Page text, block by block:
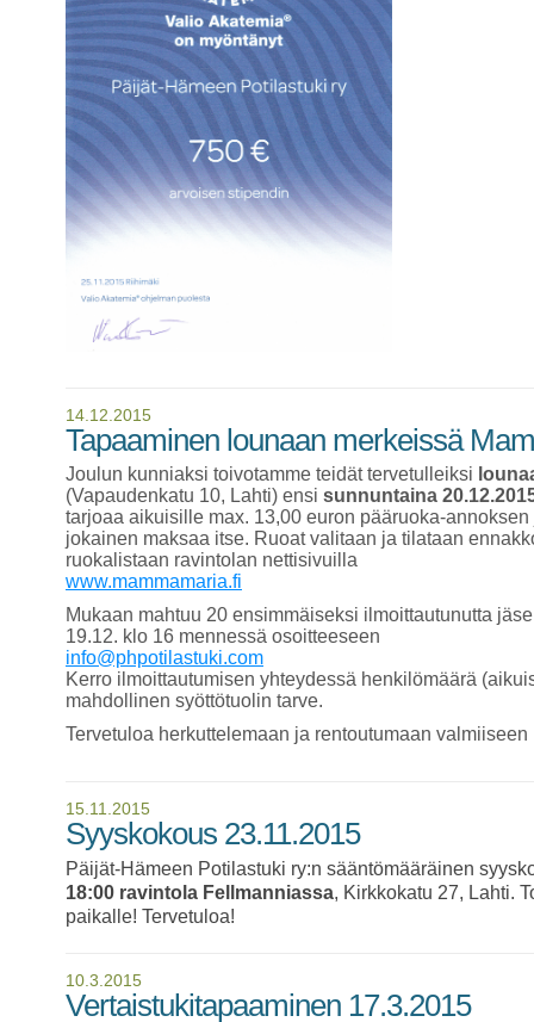
14.12.2015
Tapaaminen lounaan merkeissä
Joulun kunniaksi toivotamme teidät tervetulleiksi
(Vapaudenkatu 10, Lahti) ensi sunnuntaina
tarjoaa aikuisille max. 13,00 euron pääruoka-
jokainen maksaa itse. Ruoat valitaan ja tilataan
ruokalistaan ravintolan nettisivuilla
www.mammamaria.fi
Mukaan mahtuu 20 ensimmäiseksi ilmoittautunutta
19.12. klo 16 mennessä osoitteeseen
info@phpotilastuki.com
Kerro ilmoittautumisen yhteydessä henkilömäärä
mahdollinen syöttötuolin tarve.
Tervetuloa herkuttelemaan ja rentoutumaan
15.11.2015
Syyskokous 23.11.2015
Päijät-Hämeen Potilastuki ry:n sääntömääräinen
18:00 ravintola Fellmanniassa, Kirkkokatu 27, Lahti.
paikalle! Tervetuloa!
10.3.2015
Vertaistukitapaaminen 17.3.2015